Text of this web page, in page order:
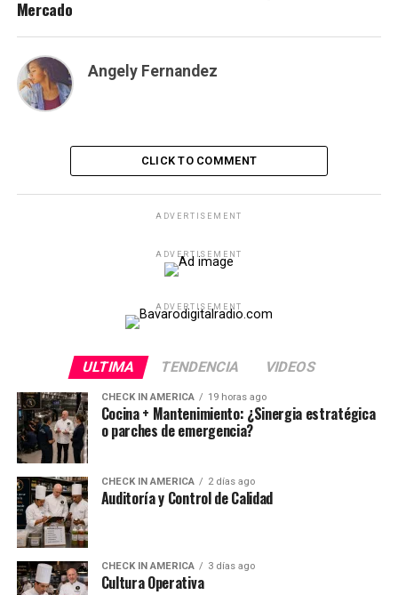
Mercado
Angely Fernandez
CLICK TO COMMENT
ADVERTISEMENT
ADVERTISEMENT
ADVERTISEMENT
ULTIMA TENDENCIA VIDEOS
CHECK IN AMERICA 19 horas ago
Cocina + Mantenimiento: ¿Sinergia estratégica
o parches de emergencia?
CHECK IN AMERICA 2 días ago
Auditoría y Control de Calidad
CHECK IN AMERICA 3 días ago
Cultura Operativa